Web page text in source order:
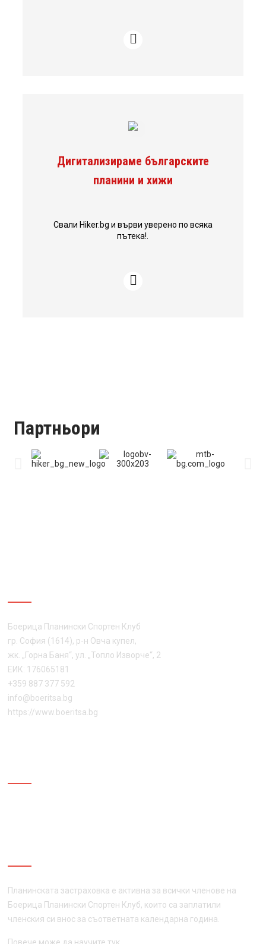
Дигитализираме българските
планини и хижи
Свали Hiker.bg и върви уверено по всяка
пътека!.
Партньори
Боерица Планински Спортен Клуб
гр. София (1614), р-н Овча купел,
жк. „Горна Баня“, ул. „Топло Изворче“, 2
ЕИК: 176065181
+359 887 377 592
info@boeritsa.bg
https://www.boeritsa.bg
Планинската застраховка е активна за всички членове на
Боерица Планински Спортен Клуб, които са заплатили
членския си внос за съответната календарна година.
Повече може да научитетук